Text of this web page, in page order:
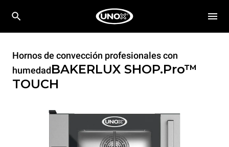
Hornos de convección profesionales con
humedadBAKERLUX SHOP.Pro™
TOUCH